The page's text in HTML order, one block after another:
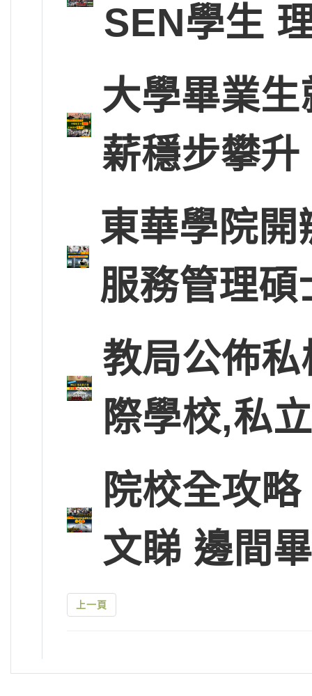
SEN學生
大學畢業
薪穩步攀
東華學院
服務管理
教局公佈
際學校,私
院校全攻
文睇 邊間
上一頁